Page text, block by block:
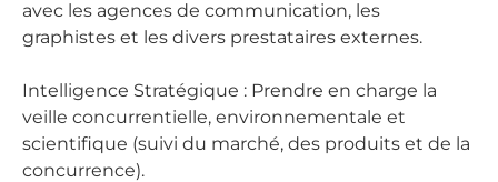
avec les agences de communication, les
graphistes et les divers prestataires externes.
Intelligence Stratégique : Prendre en charge la
veille concurrentielle, environnementale et
scientifique (suivi du marché, des produits et de la
concurrence).